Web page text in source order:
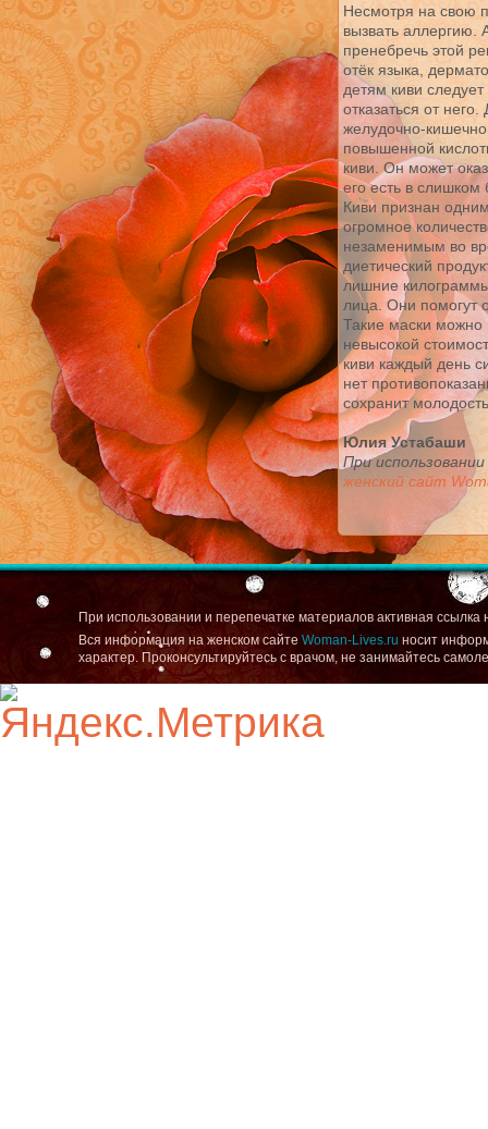
Несмотря на свою
вызвать аллергию.
пренебречь этой
отёк языка,
детям киви
отказаться от
желудочно-
повышенной
киви. Он может
его есть в слишком
Киви признан
огромное
незаменимым во
диетический
лишние
лица. Они помогут
Такие маски можно
невысокой
киви каждый день
нет
сохранит
Юлия Устабаши
При
женский сайт
При использовании и перепечатке материалов активная ссылка
Вся информация на женском сайте Woman-Lives.ru носит
характер. Проконсультируйтесь с врачом, не занимайтесь